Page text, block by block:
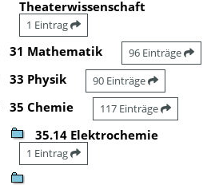
Theaterwissenschaft
1 Eintrag
31 Mathematik 96 Einträge
33 Physik 90 Einträge
35 Chemie 117 Einträge
35.14 Elektrochemie
1 Eintrag